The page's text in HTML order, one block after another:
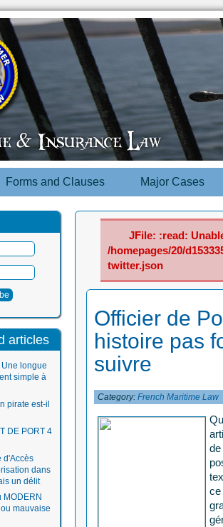
Forms and Clauses Major Cases
articles
Une longue
simple à
pirate est-il
DE PORT 4
d'Accès
dans
un délit
MODERN
mauvaise
JFile: :read:
/homepages/20/
twitter.json
Officier de
histoire pas
suivre
Category:French Maritime Law
ce